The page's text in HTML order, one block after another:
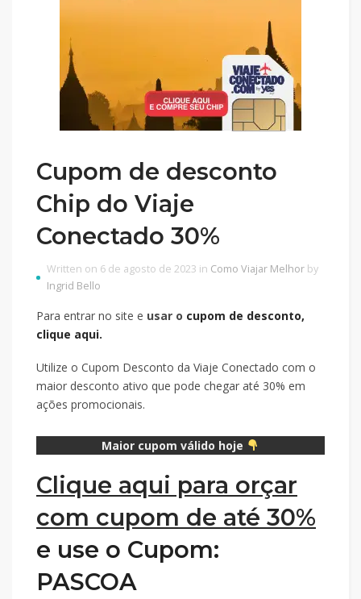
Cupom de desconto
Chip do Viaje
Conectado 30%
Written on 6 de agosto de 2023 in Como Viajar Melhor by
Ingrid Bello
Para entrar no site e usar o cupom de desconto,
clique aqui.
Utilize o Cupom Desconto da Viaje Conectado com o
maior desconto ativo que pode chegar até 30% em
ações promocionais.
Maior cupom válido hoje
Clique aqui para orçar
com cupom de até 30%
e use o Cupom:
PASCOA